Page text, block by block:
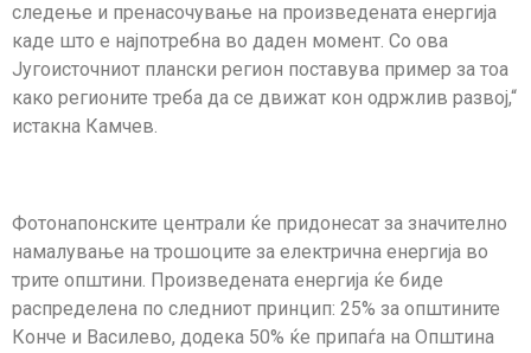
следење и пренасочување на произведената енергија
каде што е најпотребна во даден момент. Со ова
Југоисточниот плански регион поставува пример за тоа
како регионите треба да се движат кон одржлив развој,“
истакна Камчев.
Фотонапонските централи ќе придонесат за значително
намалување на трошоците за електрична енергија во
трите општини. Произведената енергија ќе биде
распределена по следниот принцип: 25% за општините
Конче и Василево, додека 50% ќе припаѓа на Општина